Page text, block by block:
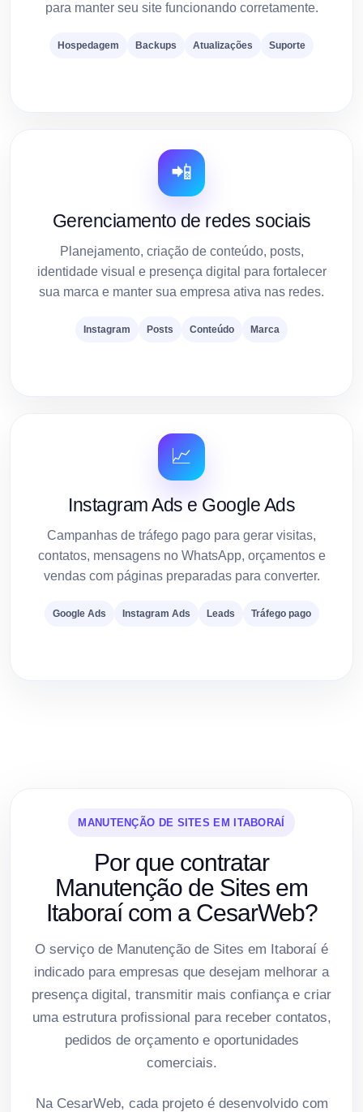
para manter seu site funcionando corretamente.
Hospedagem Backups Atualizações Suporte
📲
Gerenciamento de redes sociais
Planejamento, criação de conteúdo, posts,
identidade visual e presença digital para fortalecer
sua marca e manter sua empresa ativa nas redes.
Instagram Posts Conteúdo Marca
📈
Instagram Ads e Google Ads
Campanhas de tráfego pago para gerar visitas,
contatos, mensagens no WhatsApp, orçamentos e
vendas com páginas preparadas para converter.
Google Ads Instagram Ads Leads Tráfego pago
MANUTENÇÃO DE SITES EM ITABORAÍ
Por que contratar
Manutenção de Sites em
Itaboraí com a CesarWeb?
O serviço de Manutenção de Sites em Itaboraí é
indicado para empresas que desejam melhorar a
presença digital, transmitir mais confiança e criar
uma estrutura profissional para receber contatos,
pedidos de orçamento e oportunidades
comerciais.
Na CesarWeb, cada projeto é desenvolvido com